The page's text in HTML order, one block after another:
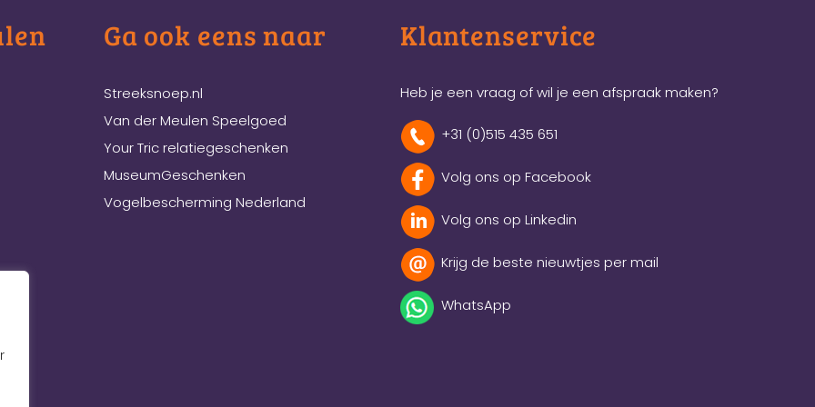
Ga ook eens naar
Streeksnoep.nl
Van der Meulen Speelgoed
Your Tric relatiegeschenken
MuseumGeschenken
Vogelbescherming Nederland
Klantenservice
Heb je een vraag of wil je een afspraak maken?
+31 (0)515 435 651
Volg ons op Facebook
Volg ons op Linkedin
Krijg de beste nieuwtjes per mail
WhatsApp